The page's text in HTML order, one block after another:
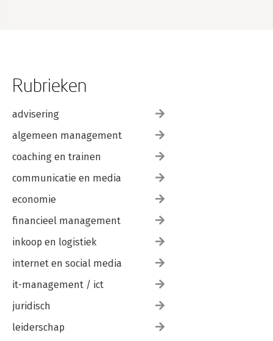
Rubrieken
advisering
algemeen management
coaching en trainen
communicatie en media
economie
financieel management
inkoop en logistiek
internet en social media
it-management / ict
juridisch
leiderschap